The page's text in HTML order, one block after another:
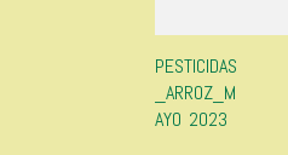
PESTICIDAS
_ARROZ_M
AYO 2023